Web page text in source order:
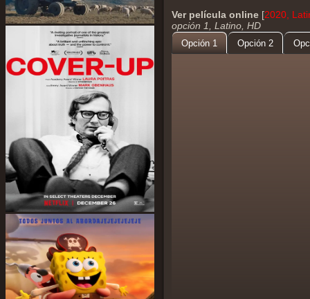
Ver película online [2020,
opción 1, Latino, HD
Opción 1 Opción 2